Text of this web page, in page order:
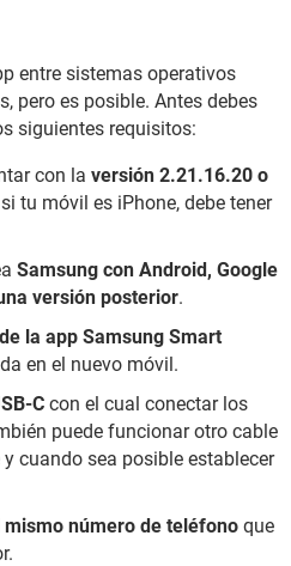
entre sistemas operativos
pero es posible. Antes debes
siguientes requisitos:
con la versión 2.21.16.20 o
si tu móvil es iPhone, debe tener
Samsung con Android, Google
versión posterior.
la app Samsung Smart
en el nuevo móvil.
C con el cual conectar los
puede funcionar otro cable
cuando sea posible establecer
mismo número de teléfono que